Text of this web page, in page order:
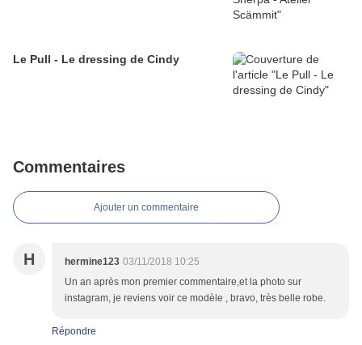
Le Pull - Le dressing de Cindy
Commentaires
Ajouter un commentaire
H hermine123 03/11/2018 10:25
Un an après mon premier commentaire,et la photo sur
instagram, je reviens voir ce modèle , bravo, très belle robe.
Répondre